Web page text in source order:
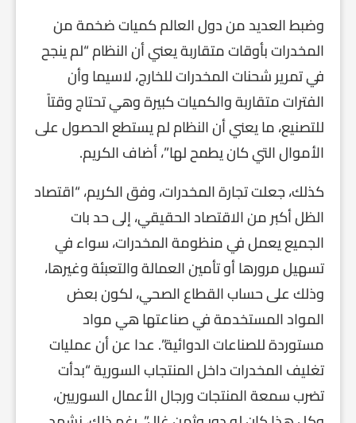
وضبط العديد من دول العالم كميات ضخمة من
المخدرات بأوقات متقاربة يعني أن النظام “لم ينجح
في تمرير شحنات المخدرات للخارج، لاسيما وأن
الفترات متقاربة والكميات كبيرة وهي تحتاج وقتاً
للتصنيع، ما يعني أن النظام لم يستطع الحصول على
الأموال التي كان يطمح لها”، أضاف الكريم.
كذلك، جعلت تجارة المخدرات، وفق الكريم، “اقتصاد
الظل أكبر من الاقتصاد الحقيقي، إلى حد بات
الجميع يعمل في منظومة المخدرات، سواء في
تسهيل مرورها أو تأمين العمالة والتعبئة وغيرها،
وذلك على حساب القطاع الصحي، لكون بعض
المواد المستخدمة في صناعتها هي مواد
مستوردة للصناعات الدوائية”. عدا عن أن عمليات
تغليف المخدرات داخل المنتجاب السورية “بدأت
تضرب سمعة المنتجات ورجال الأعمال السوريين،